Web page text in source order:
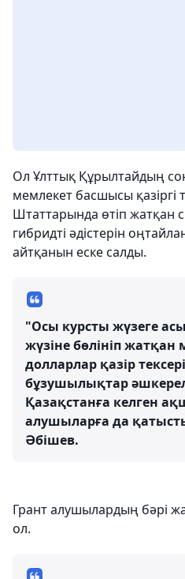
Ол Ұлттық Құрылтайдың
мемлекет басшысы
Штаттарында өтіп жатқан
гибридті әдістерін
айтқанын еске салды.
"Осы курсты жүзеге
жүзіне бөлініп
долларлар қазір
бұзушылықтар
Қазақстанға келген
алушыларға да
Әбішев.
Грант алушылардың бәрі
ол.